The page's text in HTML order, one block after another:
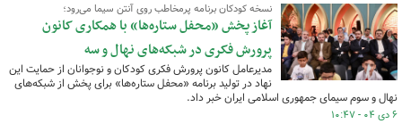
نسخه کودکان برنامه پرمخاطب روی آنتن سیما می‌رود؛
آغاز پخش «محفل ستاره‌ها» با همکاری کانون
پرورش فکری در شبکه‌های نهال و سه
مدیرعامل کانون پرورش فکری کودکان و نوجوانان از حمایت این
نهاد در تولید برنامه «محفل ستاره‌ها» برای پخش از شبکه‌های
نهال و سوم سیمای جمهوری اسلامی ایران خبر داد.
۶ دی ۰۴ - ۱۰:۴۷